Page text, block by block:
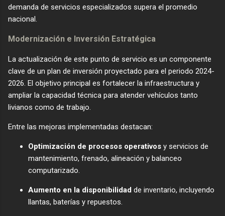
demanda de servicios especializados supera el promedio
nacional.
​Modernización e Inversión Estratégica
​La actualización de este punto de servicio es un componente
clave de un plan de inversión proyectado para el periodo 2024-
2026. El objetivo principal es fortalecer la infraestructura y
ampliar la capacidad técnica para atender vehículos tanto
livianos como de trabajo.
​Entre las mejoras implementadas destacan:
Optimización de procesos operativos y servicios de
mantenimiento, frenado, alineación y balanceo
computarizado.
Aumento en la disponibilidad de inventario, incluyendo
llantas, baterías y repuestos.